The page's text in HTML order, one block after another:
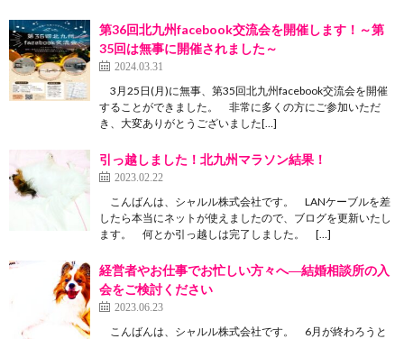
第36回北九州facebook交流会を開催します！～第
35回は無事に開催されました～
2024.03.31
3月25日(月)に無事、第35回北九州facebook交流会を開催
することができました。 非常に多くの方にご参加いただ
き、大変ありがとうございました[…]
引っ越しました！北九州マラソン結果！
2023.02.22
こんばんは、シャルル株式会社です。 LANケーブルを差
したら本当にネットが使えましたので、ブログを更新いたし
ます。 何とか引っ越しは完了しました。 […]
経営者やお仕事でお忙しい方々へ―結婚相談所の入
会をご検討ください
2023.06.23
こんばんは、シャルル株式会社です。 6月が終わろうと